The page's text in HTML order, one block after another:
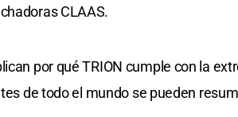
CLAAS.
por qué TRION cumple con la
de todo el mundo se pueden